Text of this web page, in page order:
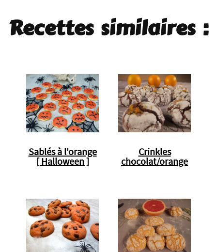
Recettes similaires :
Sablés à l'orange
[ Halloween ]
Crinkles
chocolat/orange